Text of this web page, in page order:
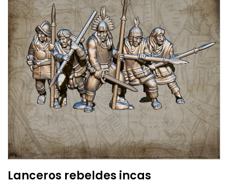
Lanceros rebeldes incas